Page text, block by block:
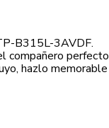
B315L-3AVDF.
compañero perfecto
hazlo memorable